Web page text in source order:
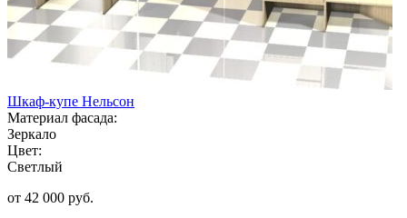
Шкаф-купе Нельсон
Материал фасада:
Зеркало
Цвет:
Светлый
от 42 000 руб.